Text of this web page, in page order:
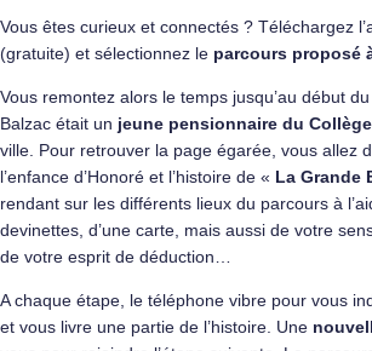
Vous êtes curieux et connectés ? Téléchargez
(gratuite) et sélectionnez le parcours proposé
Vous remontez alors le temps jusqu’au début
Balzac était un jeune pensionnaire du
ville. Pour retrouver la page égarée, vous allez
l’enfance d’Honoré et l’histoire de « La Grande
rendant sur les différents lieux du parcours à
devinettes, d’une carte, mais aussi de votre
de votre esprit de déduction…
A chaque étape, le téléphone vibre pour vous
et vous livre une partie de l’histoire. Une